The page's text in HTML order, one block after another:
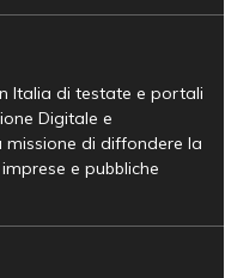
Italia di testate e portali
Digitale e
missione di diffondere la
e pubbliche